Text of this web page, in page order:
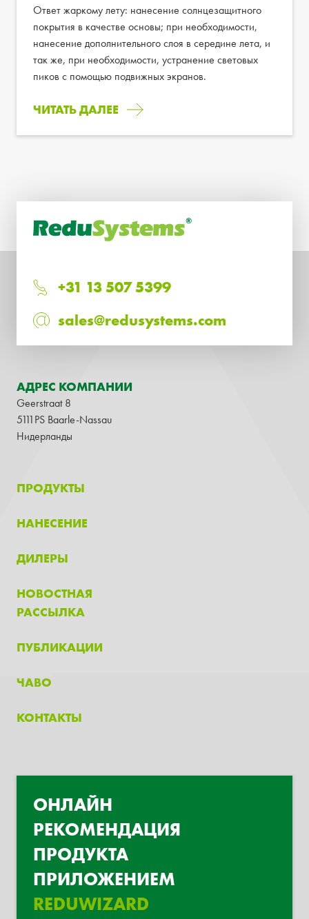
Ответ жаркому лету: нанесение солнцезащитного
покрытия в качестве основы; при необходимости,
нанесение дополнительного слоя в середине лета, и
так же, при необходимости, устранение световых
пиков с помощью подвижных экранов.
ЧИТАТЬ ДАЛЕЕ
+31 13 507 5399
sales@redusystems.com
АДРЕС КОМПАНИИ
Geerstraat 8
5111PS Baarle-Nassau
Нидерланды
ПРОДУКТЫ
НАНЕСЕНИЕ
ДИЛЕРЫ
НОВОСТНАЯ
РАССЫЛКА
ПУБЛИКАЦИИ
ЧАВО
КОНТАКТЫ
ОНЛАЙН
РЕКОМЕНДАЦИЯ
ПРОДУКТА
ПРИЛОЖЕНИЕМ
REDUWIZARD